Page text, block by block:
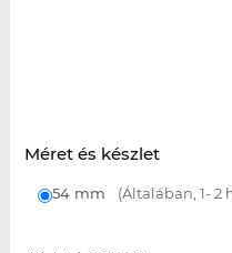
Méret és készlet
54 mm (Általában, 1- 2